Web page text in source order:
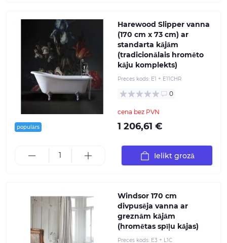
populārs
Harewood Slipper vanna
(170 cm x 73 cm) ar
standarta kājām
(tradicionālais hromēto
kāju komplekts)
Preces kods: E1 + E11CHR
0
cena bez PVN
1 206,61 €
Ielikt grozā
Windsor 170 cm
divpusēja vanna ar
greznām kājām
(hromētas spīļu kājas)
Preces kods: E3 + L1C